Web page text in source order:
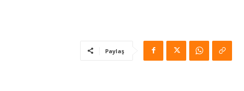
Paylaş